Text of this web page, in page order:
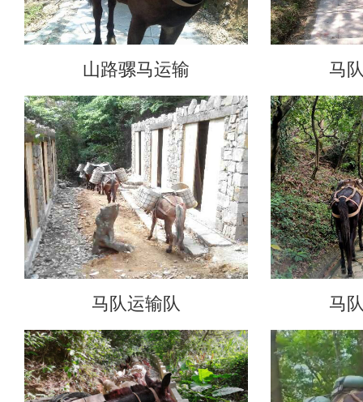
山路骡马运输 马
马队运输队 马